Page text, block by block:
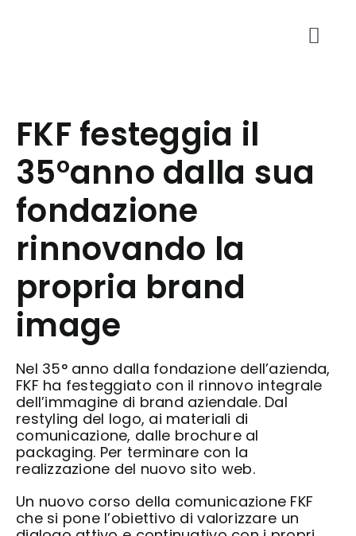
Prodotti
Personalizzazione
Rete vendita
Assistenza
Contatti
FKF festeggia il
35°anno dalla sua
fondazione
rinnovando la
propria brand
image
Nel 35° anno dalla fondazione dell’azienda,
FKF ha festeggiato con il rinnovo integrale
dell’immagine di brand aziendale. Dal
restyling del logo, ai materiali di
comunicazione, dalle brochure al
packaging. Per terminare con la
realizzazione del nuovo sito web.
Un nuovo corso della comunicazione FKF
che si pone l’obiettivo di valorizzare un